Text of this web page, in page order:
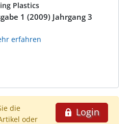
Plastics
1 (2009) Jahrgang 3
erfahren
Login
die
oder